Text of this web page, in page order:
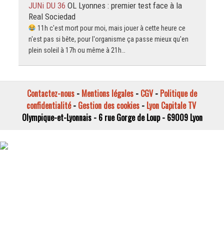
JUNi DU 36 OL Lyonnes : premier test face à la
Real Sociedad
11h c'est mort pour moi, mais jouer à cette heure ce
n'est pas si bête, pour l'organisme ça passe mieux qu'en
plein soleil à 17h ou même à 21h…
Contactez-nous - Mentions légales - CGV- Politique de
confidentialité- Gestion des cookies- Lyon Capitale TV
Olympique-et-Lyonnais - 6 rue Gorge de Loup - 69009 Lyon